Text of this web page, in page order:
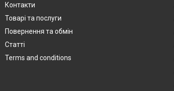
Контакти
Товарі та послуги
Повернення та обмін
Статті
Terms and conditions